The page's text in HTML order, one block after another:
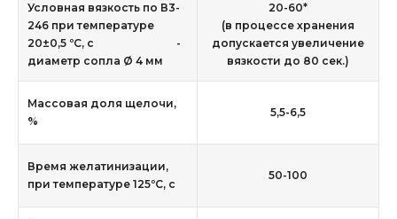
Условная вязкость по В3-
246 при температуре
20±0,5 ºС, с -
диаметр сопла Ø 4 мм
20-60*
(в процессе хранения
допускается увеличение
вязкости до 80 сек.)
Массовая доля щелочи,
%
5,5-6,5
Время желатинизации,
при температуре 125ºС, с
50-100